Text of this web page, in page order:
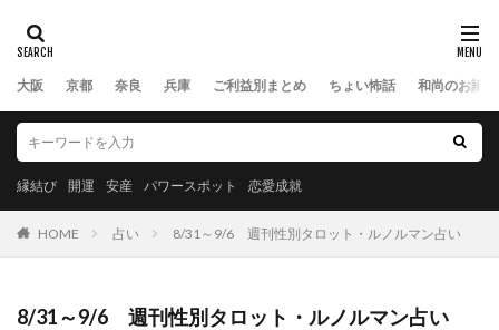
大阪 京都 奈良 兵庫 ご利益別まとめ ちょい怖話 和尚のお話
縁結び 開運 安産 パワースポット 恋愛成就
HOME 占い 8/31～9/6 週刊性別タロット・ルノルマン占い
8/31～9/6 週刊性別タロット・ルノルマン占い